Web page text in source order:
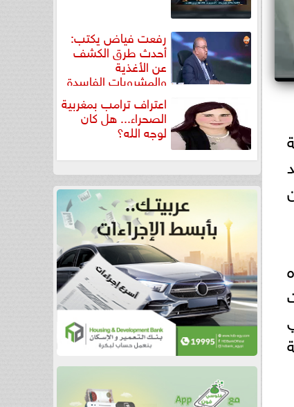
رفعت فياض يكتب:
أحدث طرق الكشف
عن الأغذية
والمشروبات الفاسدة
اعتراف ترامب بمغربية
الصحراء... هل كان
لوجه الله؟